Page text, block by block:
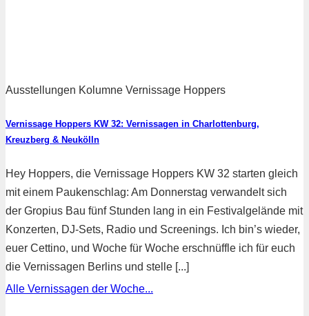
Ausstellungen Kolumne Vernissage Hoppers
Vernissage Hoppers KW 32: Vernissagen in Charlottenburg,
Kreuzberg & Neukölln
Hey Hoppers, die Vernissage Hoppers KW 32 starten gleich
mit einem Paukenschlag: Am Donnerstag verwandelt sich
der Gropius Bau fünf Stunden lang in ein Festivalgelände mit
Konzerten, DJ-Sets, Radio und Screenings. Ich bin’s wieder,
euer Cettino, und Woche für Woche erschnüffle ich für euch
die Vernissagen Berlins und stelle [...]
Alle Vernissagen der Woche...